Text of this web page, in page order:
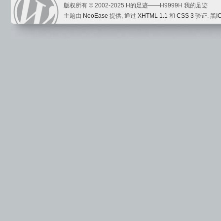
版权所有 © 2002-2025 H的足迹——H9999H 我的足迹
主题由 NeoEase 提供, 通过 XHTML 1.1 和 CSS 3 验证. 黑